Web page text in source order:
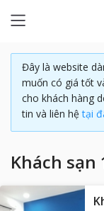
Đây là website
muốn có giá tốt
cho khách hàng
tin và liên hệ tại
Khách sạn